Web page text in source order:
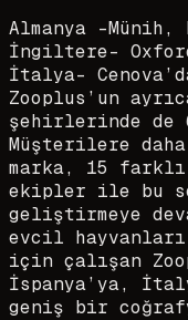
Almanya -
İngiltere-
İtalya-
Zooplus’un
şehirlerinde de
Müşterilere
marka, 15 farklı
ekipler ile bu
geliştirmeye
evcil
için çalışan
İspanya’ya,
geniş bir